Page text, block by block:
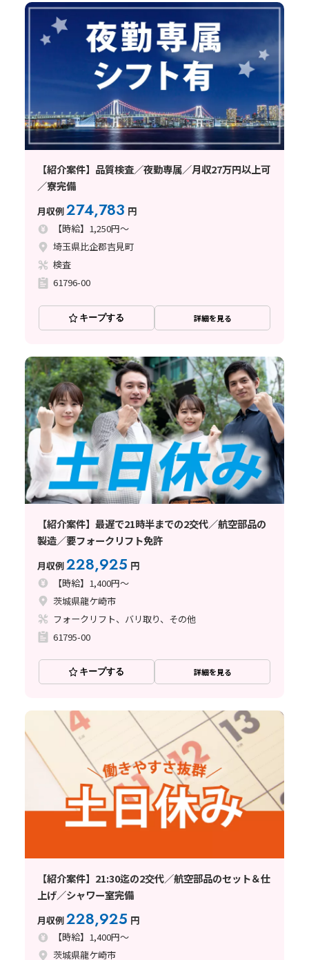
【紹介案件】品質検査／夜勤専属／月収27万円以上可
／寮完備
月収例274,783 円
【時給】1,250円～
埼玉県比企郡吉見町
検査
61796-00
キープする 詳細を見る
【紹介案件】最遅で21時半までの2交代／航空部品の
製造／要フォークリフト免許
月収例228,925 円
【時給】1,400円～
茨城県龍ケ崎市
フォークリフト、バリ取り、その他
61795-00
キープする 詳細を見る
【紹介案件】21:30迄の2交代／航空部品のセット＆仕
上げ／シャワー室完備
月収例228,925 円
【時給】1,400円～
茨城県龍ケ崎市